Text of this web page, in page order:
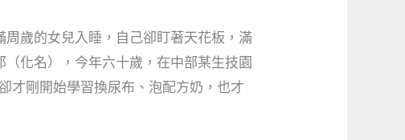
歲的女兒入睡，自己卻盯著天花板，滿
化名），今年六十歲，在中部某生技園
才剛開始學習換尿布、泡配方奶，也才